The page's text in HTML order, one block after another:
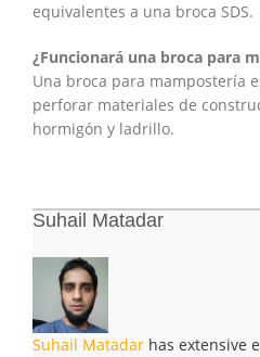
equivalentes a una broca SDS.
¿Funcionará una broca para
Una broca para mampostería
perforar materiales de
hormigón y ladrillo.
Suhail Matadar
Suhail Matadar has extensive